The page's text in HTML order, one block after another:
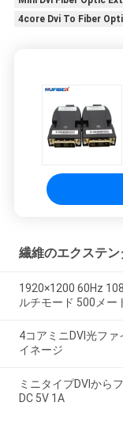
4core Dvi To Fiber
繊維のエクステ
1920×1200 60Hz
ルチモード 500メー
4コアミニDVI光フ
イネージ
ミニタイプDVIから
DC 5V 1A